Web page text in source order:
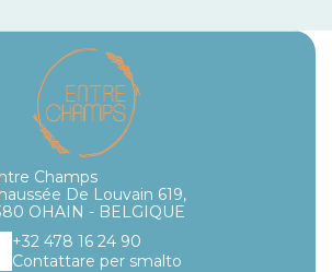
Champs
De Louvain 619,
OHAIN - BELGIQUE
+32 478 16 24 90
Contattare per smalto